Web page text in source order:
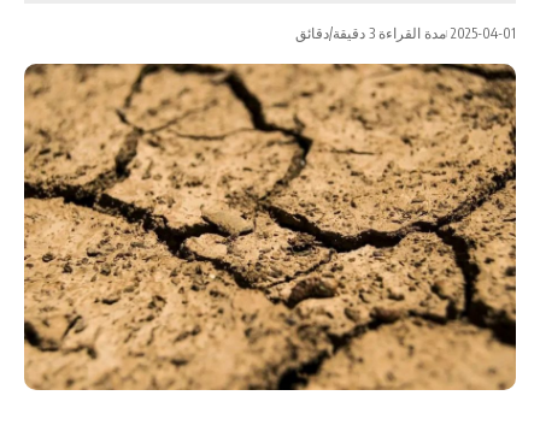
2025-04-01 مدة القراءة 3 دقيقة/دقائق